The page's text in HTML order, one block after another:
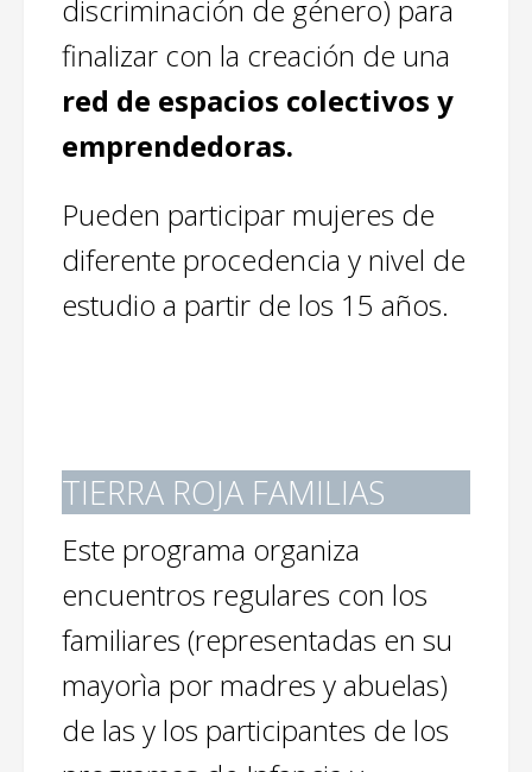
discriminación de género) para
finalizar con la creación de una
red de espacios colectivos y
emprendedoras.
Pueden participar mujeres de
diferente procedencia y nivel de
estudio a partir de los 15 años.
TIERRA ROJA FAMILIAS
Este programa organiza
encuentros regulares con los
familiares (representadas en su
mayorìa por madres y abuelas)
de las y los participantes de los